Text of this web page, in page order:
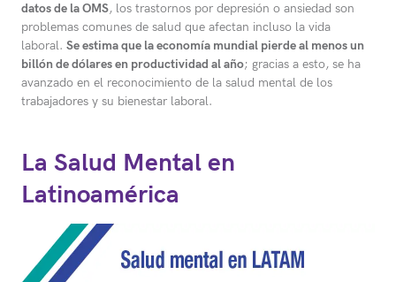
datos de la OMS, los trastornos por depresión o ansiedad son
problemas comunes de salud que afectan incluso la vida
laboral. Se estima que la economía mundial pierde al menos un
billón de dólares en productividad al año; gracias a esto, se ha
avanzado en el reconocimiento de la salud mental de los
trabajadores y su bienestar laboral.
La Salud Mental en
Latinoamérica